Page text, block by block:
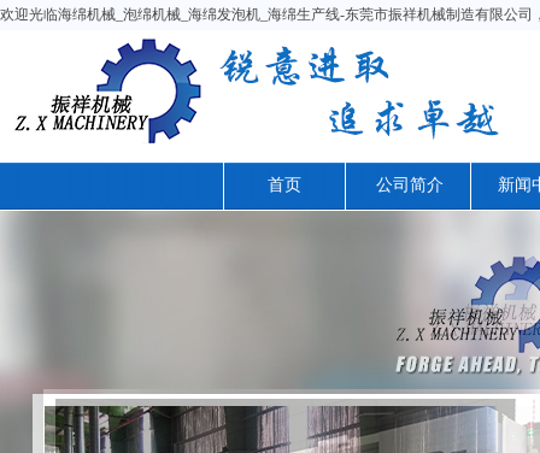
欢迎光临海绵机械_泡绵机械_海绵发泡机_海绵生产线-东莞市振祥机械制造有限公司
首页 公司简介 新闻